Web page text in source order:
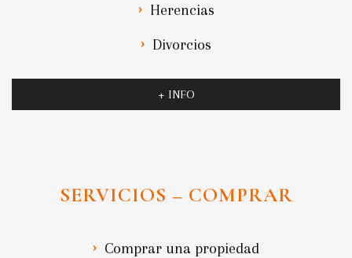
Herencias
Divorcios
+ INFO
SERVICIOS – COMPRAR
Comprar una propiedad